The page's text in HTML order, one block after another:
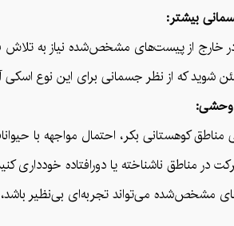
بیشتر:
از پیست‌های مشخص‌شده نیاز به تلاش
که از نظر جسمانی برای این نوع اسکی
وحشی:
کوهستانی بکر، احتمال مواجهه با
مناطق ناشناخته یا دورافتاده خودداری
مشخص‌شده می‌تواند تجربه‌ای بی‌نظیر باشد،